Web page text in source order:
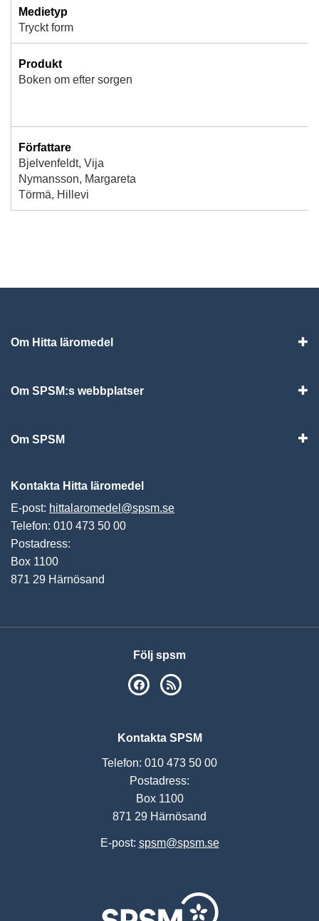
Medietyp
Tryckt form
Produkt
Boken om efter sorgen
Författare
Bjelvenfeldt, Vija
Nymansson, Margareta
Törmä, Hillevi
Om Hitta läromedel
Om SPSM:s webbplatser
Om SPSM
Kontakta Hitta läromedel
E-post: hittalaromedel@spsm.se
Telefon: 010 473 50 00
Postadress:
Box 1100
871 29 Härnösand
Följ spsm
SPSM på Facebook
Kontakta SPSM
Telefon: 010 473 50 00
Postadress:
Box 1100
871 29 Härnösand
E-post: spsm@spsm.se